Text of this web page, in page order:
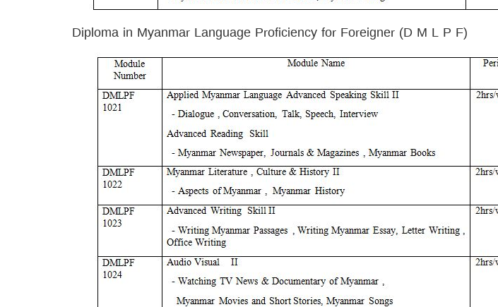
Diploma in Myanmar Language Proficiency for Foreigner (D M L P F)